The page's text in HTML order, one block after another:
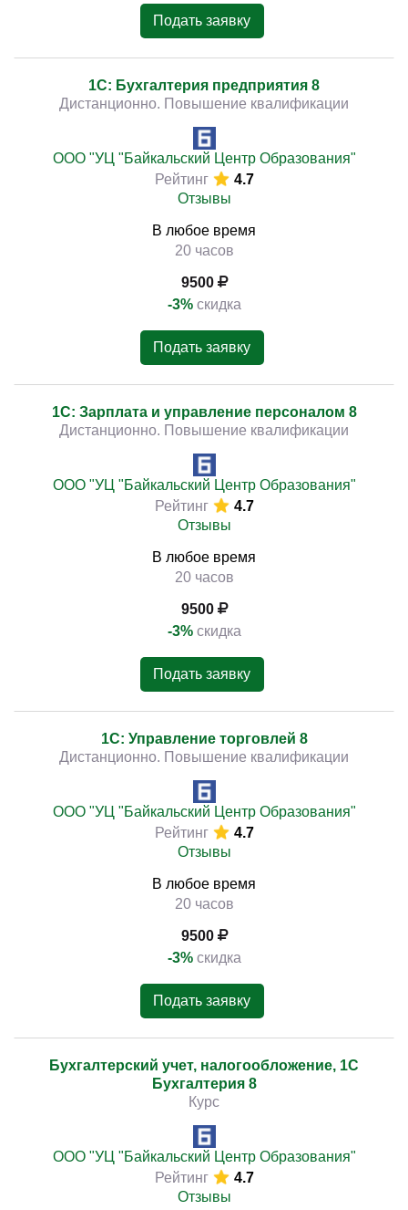
Подать заявку
1С: Бухгалтерия предприятия 8
Дистанционно. Повышение квалификации
ООО "УЦ "Байкальский Центр Образования"
Рейтинг
4.7
Отзывы
В любое время
20 часов
9500
-3% скидка
Подать заявку
1С: Зарплата и управление персоналом 8
Дистанционно. Повышение квалификации
ООО "УЦ "Байкальский Центр Образования"
Рейтинг
4.7
Отзывы
В любое время
20 часов
9500
-3% скидка
Подать заявку
1С: Управление торговлей 8
Дистанционно. Повышение квалификации
ООО "УЦ "Байкальский Центр Образования"
Рейтинг
4.7
Отзывы
В любое время
20 часов
9500
-3% скидка
Подать заявку
Бухгалтерский учет, налогообложение, 1С
Бухгалтерия 8
Курс
ООО "УЦ "Байкальский Центр Образования"
Рейтинг
4.7
Отзывы